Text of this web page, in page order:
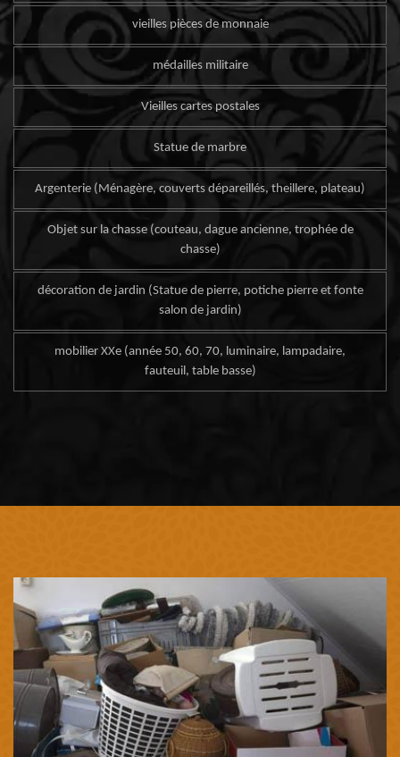
vieilles pièces de monnaie
médailles militaire
Vieilles cartes postales
Statue de marbre
Argenterie (Ménagère, couverts dépareillés, theillere, plateau)
Objet sur la chasse (couteau, dague ancienne, trophée de
chasse)
décoration de jardin (Statue de pierre, potiche pierre et fonte
salon de jardin)
mobilier XXe (année 50, 60, 70, luminaire, lampadaire,
fauteuil, table basse)